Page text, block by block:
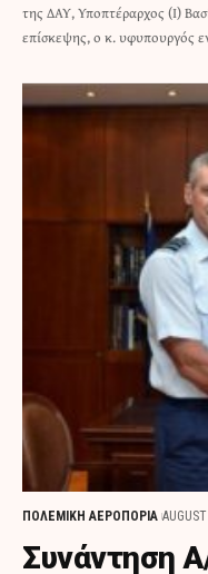
της ΔΑΥ, Υποπτέραρχος (Ι)
επίσκεψης, ο κ. υφυπουργός
ΠΟΛΕΜΙΚΗ ΑΕΡΟΠΟΡΙΑ
Συνάντηση